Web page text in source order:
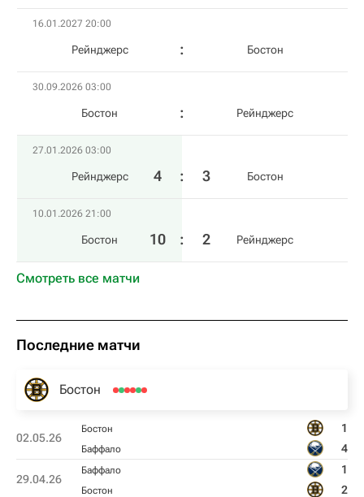
16.01.2027 20:00
Рейнджерс Бостон
30.09.2026 03:00
Бостон Рейнджерс
27.01.2026 03:00
Рейнджерс 4 : 3 Бостон
10.01.2026 21:00
Бостон 10 : 2 Рейнджерс
Смотреть все матчи
Последние матчи
Бостон
02.05.26
Бостон 1
Баффало 4
29.04.26
Баффало 1
Бостон 2